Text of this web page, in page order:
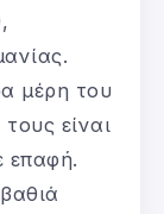
μέρη του
είναι
επαφή.